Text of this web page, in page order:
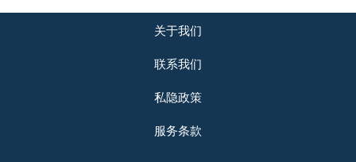
Karina, from Netherlands
I had my wedding at villa La Lagune in
premises for a few nights. Located 10
minutes’ drive from Lamai, the villa is set
关于我们
联系我们
私隐政策
服务条款